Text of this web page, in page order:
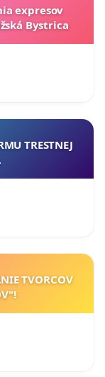
expresov
Bystrica
TRESTNEJ
TVORCOV